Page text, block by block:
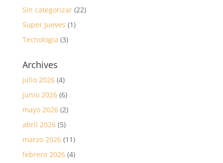
Sin categorizar(22)
Super Jueves (1)
Tecnología (3)
Archives
julio 2026(4)
junio 2026(6)
mayo 2026(2)
abril 2026(5)
marzo 2026(11)
febrero 2026(4)